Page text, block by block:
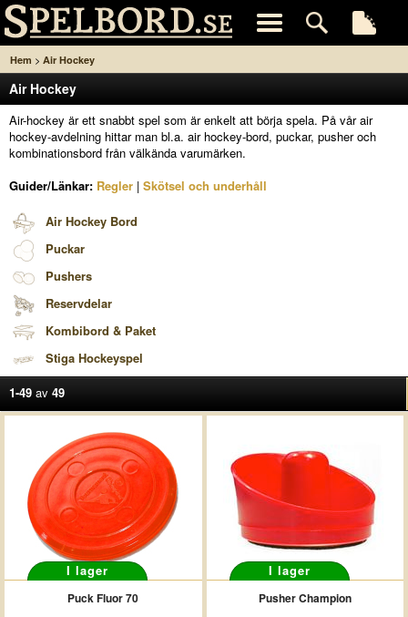
Hem > Air Hockey
Air Hockey
Air-hockey är ett snabbt spel som är enkelt att börja spela. På vår air
hockey-avdelning hittar man bl.a. air hockey-bord, puckar, pusher och
kombinationsbord från välkända varumärken.
Guider/Länkar: Regler | Skötsel och underhåll
Air Hockey Bord
Puckar
Pushers
Reservdelar
Kombibord & Paket
Stiga Hockeyspel
1-49 av 49
I lager
Puck Fluor 70
I lager
Pusher Champion